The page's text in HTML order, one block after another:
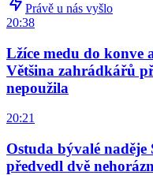
Právě u nás vyšlo
20:38
Lžíce medu do
Většina zahrádkářů
nepoužila
20:21
Ostuda bývalé
předvedl dvě